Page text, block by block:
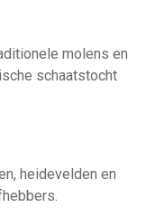
molens en
schaatstocht
heidevelden en